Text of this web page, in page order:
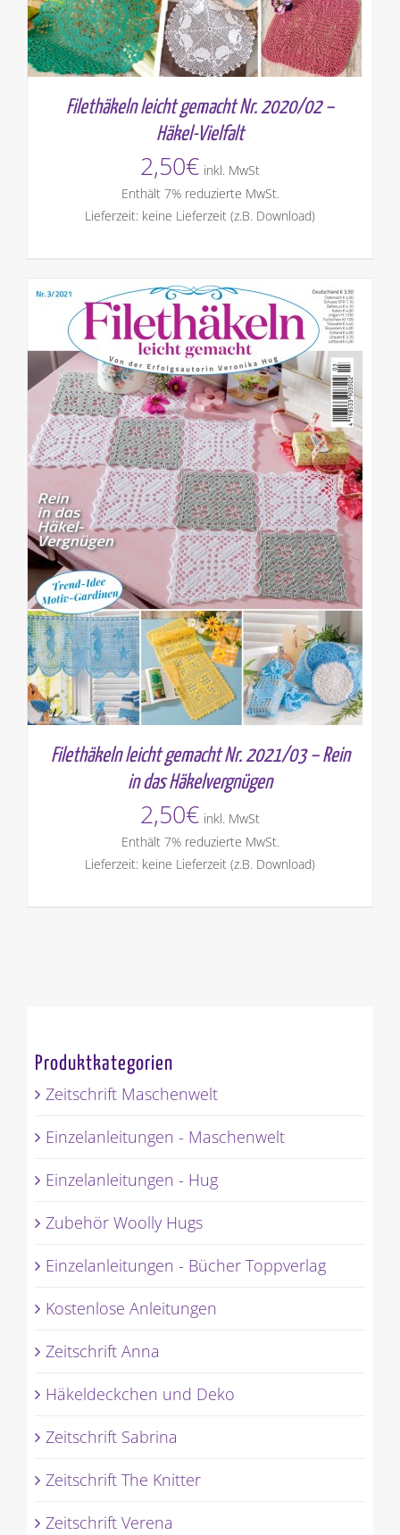
Filethäkeln leicht gemacht Nr. 2020/02 –
Häkel-Vielfalt
2,50€ inkl. MwSt
Enthält 7% reduzierte MwSt.
Lieferzeit: keine Lieferzeit (z.B. Download)
Filethäkeln leicht gemacht Nr. 2021/03 – Rein
in das Häkelvergnügen
2,50€ inkl. MwSt
Enthält 7% reduzierte MwSt.
Lieferzeit: keine Lieferzeit (z.B. Download)
Produktkategorien
Zeitschrift Maschenwelt
Einzelanleitungen - Maschenwelt
Einzelanleitungen - Hug
Zubehör Woolly Hugs
Einzelanleitungen - Bücher Toppverlag
Kostenlose Anleitungen
Zeitschrift Anna
Häkeldeckchen und Deko
Zeitschrift Sabrina
Zeitschrift The Knitter
Zeitschrift Verena